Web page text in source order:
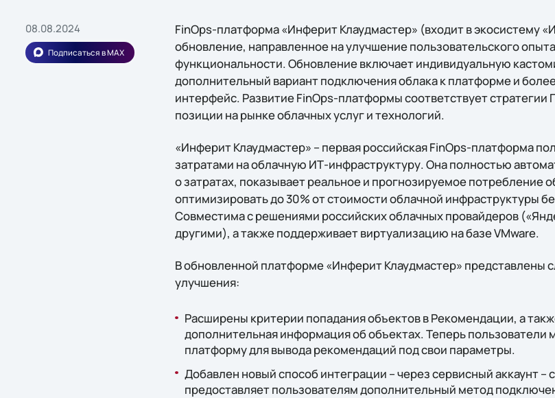
08.08.2024
Подписаться в MAX
FinOps-платформа «Инферит Клаудмастер» (входит в экосистему
обновление, направленное на улучшение пользовательского
функциональности. Обновление включает индивидуальную
дополнительный вариант подключения облака к платформе и
интерфейс. Развитие FinOps-платформы соответствует стратегии
позиции на рынке облачных услуг и технологий.
«Инферит Клаудмастер» – первая российская FinOps-платформа
затратами на облачную ИТ-инфраструктуру. Она полностью
о затратах, показывает реальное и прогнозируемое потребление
оптимизировать до 30% от стоимости облачной инфраструктуры
Совместима с решениями российских облачных провайдеров
другими), а также поддерживает виртуализацию на базе VMware.
В обновленной платформе «Инферит Клаудмастер» представлены
улучшения:
Расширены критерии попадания объектов в Рекомендации, а
дополнительная информация об объектах. Теперь пользователи
платформу для вывода рекомендаций под свои параметры.
Добавлен новый способ интеграции – через сервисный аккаунт –
предоставляет пользователям дополнительный метод